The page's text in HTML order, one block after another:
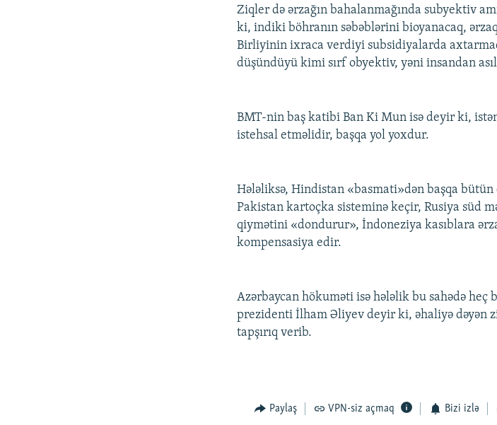
Ziqler də ərzağın bahalanmağında subyektiv
ki, indiki böhranın səbəblərini bioyanacaq,
Birliyinin ixraca verdiyi subsidiyalarda axtarmaq
düşündüyü kimi sırf obyektiv, yəni insandan
BMT-nin baş katibi Ban Ki Mun isə deyir ki,
istehsal etməlidir, başqa yol yoxdur.
Hələliksə, Hindistan «basmati»dən başqa bütün
Pakistan kartoçka sisteminə keçir, Rusiya süd
qiymətini «dondurur», İndoneziya kasıblara
kompensasiya edir.
Azərbaycan hökuməti isə hələlik bu sahədə heç
prezidenti İlham Əliyev deyir ki, əhaliyə dəyən
tapşırıq verib.
Paylaş VPN-siz açmaq Bizi izlə